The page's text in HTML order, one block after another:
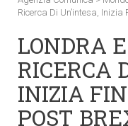
Ricerca Di Un’intesa,
LONDRA
RICERCA
INIZIA
POST